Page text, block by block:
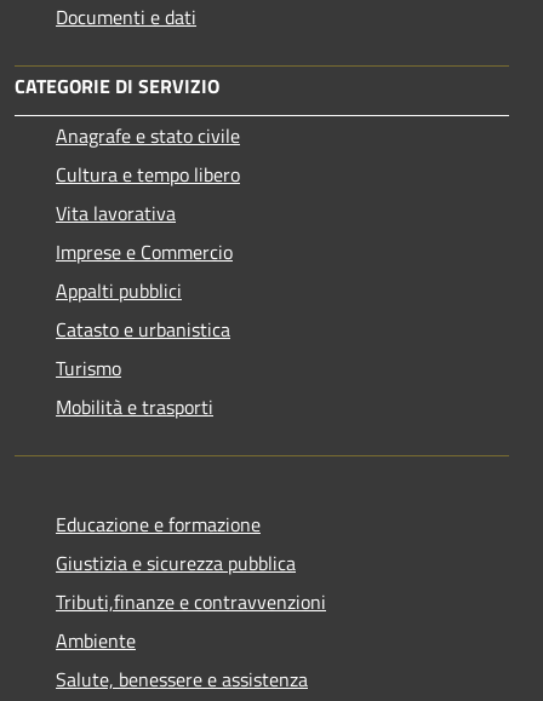
Documenti e dati
CATEGORIE DI SERVIZIO
Anagrafe e stato civile
Cultura e tempo libero
Vita lavorativa
Imprese e Commercio
Appalti pubblici
Catasto e urbanistica
Turismo
Mobilità e trasporti
Educazione e formazione
Giustizia e sicurezza pubblica
Tributi,finanze e contravvenzioni
Ambiente
Salute, benessere e assistenza